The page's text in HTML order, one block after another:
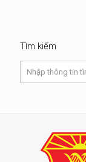
Tìm kiếm